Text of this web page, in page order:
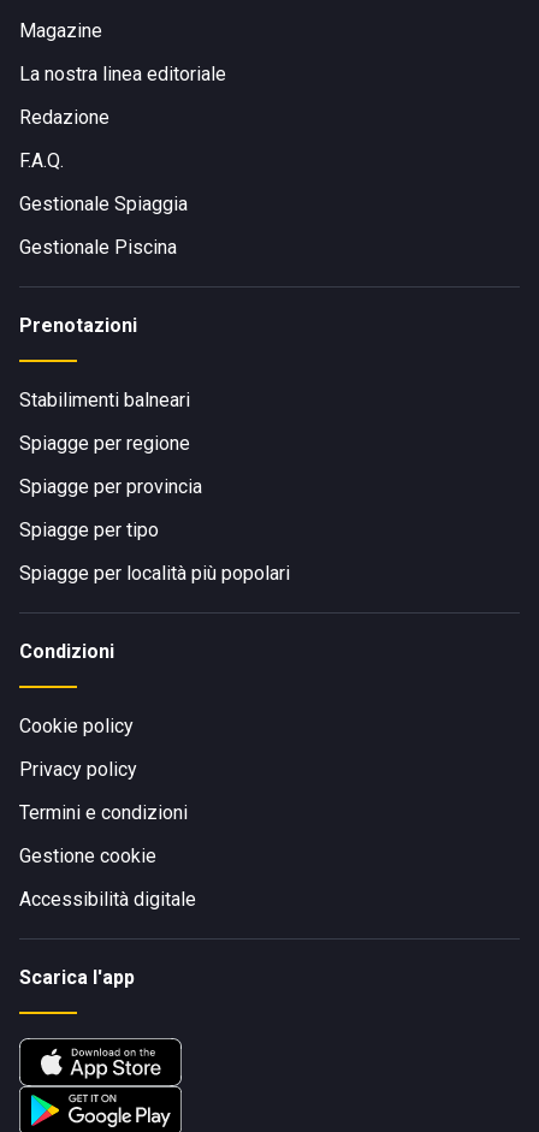
Magazine
La nostra linea editoriale
Redazione
F.A.Q.
Gestionale Spiaggia
Gestionale Piscina
Prenotazioni
Stabilimenti balneari
Spiagge per regione
Spiagge per provincia
Spiagge per tipo
Spiagge per località più popolari
Condizioni
Cookie policy
Privacy policy
Termini e condizioni
Gestione cookie
Accessibilità digitale
Scarica l'app